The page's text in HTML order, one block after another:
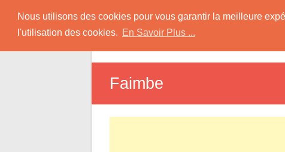
Nous utilisons des cookies pour vous garantir la meilleure
l'utilisation des cookies. En Savoir Plus ...
content
Pompe à Chaleur
Informations sur les Pompes à Chaleur
Faimbe